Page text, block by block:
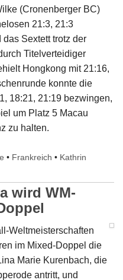
(Cronenberger BC)
21:3, 21:3
Sextett trotz der
Titelverteidiger
Hongkong mit 21:16,
konnte die
18:21, 21:19 bezwingen,
um Platz 5 Macau
zu halten.
• Frankreich • Kathrin
wird WM-
Weltmeisterschaften
im Mixed-Doppel die
Marie Kurenbach, die
antritt, und